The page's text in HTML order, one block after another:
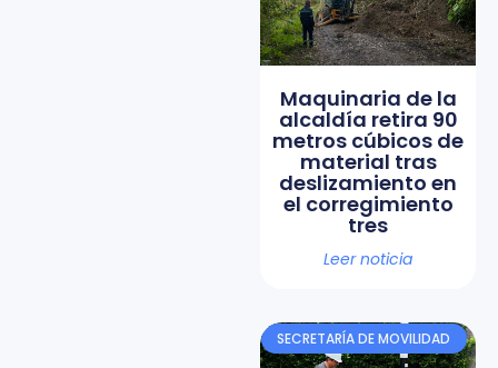
Maquinaria de la
alcaldía retira 90
metros cúbicos de
material tras
deslizamiento en
el corregimiento
tres
Leer noticia
SECRETARÍA DE MOVILIDAD